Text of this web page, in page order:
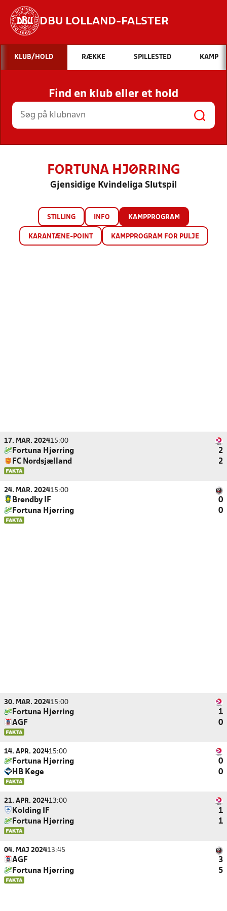
DBU LOLLAND-FALSTER
Hvad vil du søge efter?
INDHOLD OG NYHEDER
STILLINGER, RESULTATER, KLUBBER OG
HOLD
KLUB/HOLD RÆKKE SPILLESTED KAMP
Find en klub eller et hold
FORTUNA HJØRRING
Gjensidige Kvindeliga Slutspil
STILLING INFO KAMPPROGRAM
KARANTÆNE-POINT KAMPPROGRAM FOR PULJE
17. MAR. 202415:00
Fortuna Hjørring
2
FC Nordsjælland
2
24. MAR. 202415:00
Brøndby IF
0
Fortuna Hjørring
0
30. MAR. 202415:00
Fortuna Hjørring
1
AGF
0
14. APR. 202415:00
Fortuna Hjørring
0
HB Køge
0
21. APR. 202413:00
Kolding IF
1
Fortuna Hjørring
1
04. MAJ 202413:45
AGF
3
Fortuna Hjørring
5